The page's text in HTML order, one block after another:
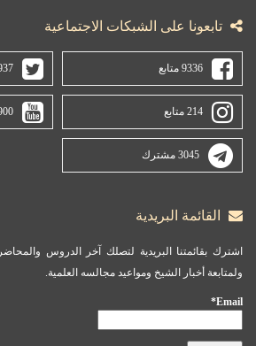
تابعونا على الشبكات الاجتماعية
9336 متابع 937
214 متابع
3045 مشترك
القائمة البريدية
اشترك بقائمتنا البريدية لتصلك آخر الدروس
ولمتابعة أخبار الشيخ ومواعيد مجالسه العلمية.
Email*